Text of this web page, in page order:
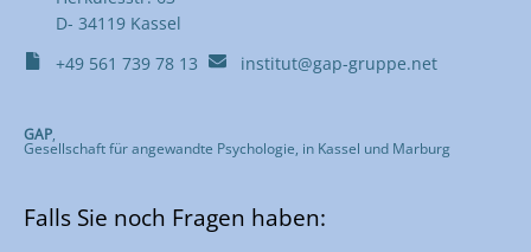
D- 34119 Kassel
+49 561 739 78 13 institut@gap-gruppe.net
GAP,
Gesellschaft für angewandte Psychologie, in Kassel und Marburg
Falls Sie noch Fragen haben: